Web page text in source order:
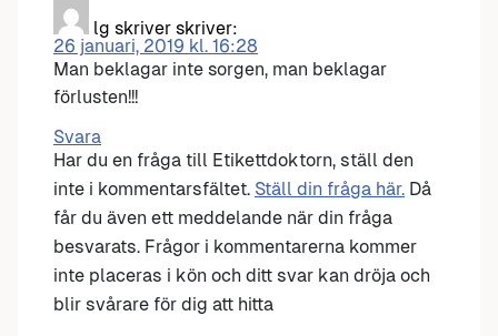
lg skriver skriver:
26 januari, 2019 kl. 16:28
Man beklagar inte sorgen, man beklagar
förlusten!!!
Svara
Har du en fråga till Etikettdoktorn, ställ den
inte i kommentarsfältet. Ställ din fråga här. Då
får du även ett meddelande när din fråga
besvarats. Frågor i kommentarerna kommer
inte placeras i kön och ditt svar kan dröja och
blir svårare för dig att hitta